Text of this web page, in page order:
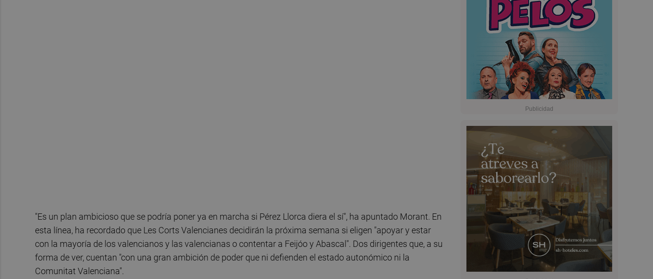
"Es un plan ambicioso que se podría poner ya en marcha si Pérez Llorca diera el sí", ha apuntado Morant. En
esta línea, ha recordado que Les Corts Valencianes decidirán la próxima semana si eligen "apoyar y estar
con la mayoría de los valencianos y las valencianas o contentar a Feijóo y Abascal". Dos dirigentes que, a su
forma de ver, cuentan "con una gran ambición de poder que ni defienden el estado autonómico ni la
Comunitat Valenciana".